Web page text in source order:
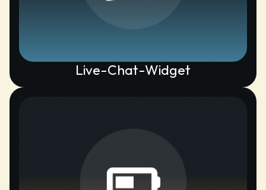
Live-Chat-Widget